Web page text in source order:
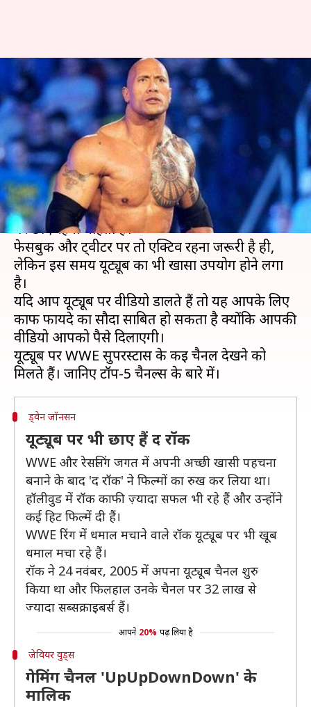
WWE: यूट्यूब पर छाए हैं ये
सुपरस्टार्स, जाने रेसलर्स के टॉप-5
यूट्यूब चैनल्स के बारे में
लेखन Neeraj Pandey Jan 10, 2019 06:15 pm
क्या है खबर?
सोशल मीडिया का जमाना है और हर कोई सोशल नेटवर्क
पर छाए रहना चाहता है।
फेसबुक और ट्वीटर पर तो एक्टिव रहना जरूरी है ही,
लेकिन इस समय यूट्यूब का भी खासा उपयोग होने लगा
है।
यदि आप यूट्यूब पर वीडियो डालते हैं तो यह आपके लिए
काफ फायदे का सौदा साबित हो सकता है क्योंकि आपकी
वीडियो आपको पैसे दिलाएगी।
यूट्यूब पर WWE सुपरस्टार्स के कई चैनल देखने को
ड्वेन जॉनसन
यूट्यूब पर भी छाए हैं द रॉक
WWE और रेसलिंग जगत में अपनी अच्छी खासी पहचना
बनाने के बाद 'द रॉक' ने फिल्मों का रुख कर लिया था।
हॉलीवुड में रॉक काफी ज़्यादा सफल भी रहे हैं और उन्होंने
कई हिट फिल्में दी हैं।
WWE रिंग में धमाल मचाने वाले रॉक यूट्यूब पर भी खूब
धमाल मचा रहे हैं।
रॉक ने 24 नवंबर, 2005 में अपना यूट्यूब चैनल शुरु
किया था और फिलहाल उनके चैनल पर 32 लाख से
ज्यादा सब्सक्राइबर्स हैं।
आपने 20% पढ़ लिया है
जेवियर वुड्स
गेमिंग चैनल 'UpUpDownDown' के
मालिक